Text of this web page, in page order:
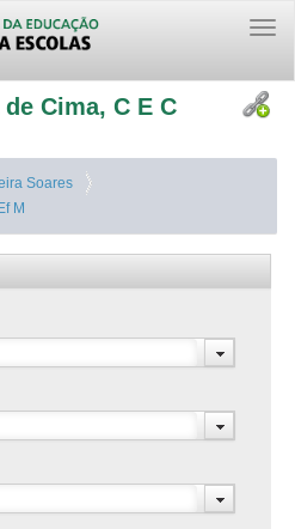
Cima, C E C
Soares
M